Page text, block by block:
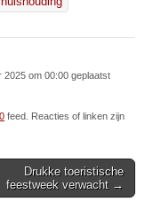
2025 om 00:00 geplaatst
feed. Reacties of linken zijn
Drukke toeristische
feestweek verwacht →